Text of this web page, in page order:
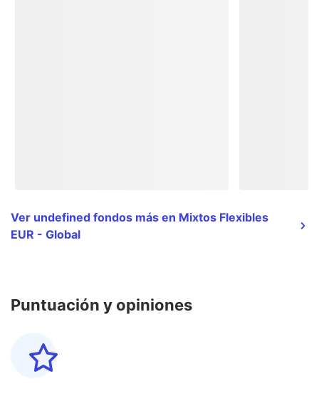
Ver undefined fondos más en Mixtos Flexibles
EUR - Global
Puntuación y opiniones